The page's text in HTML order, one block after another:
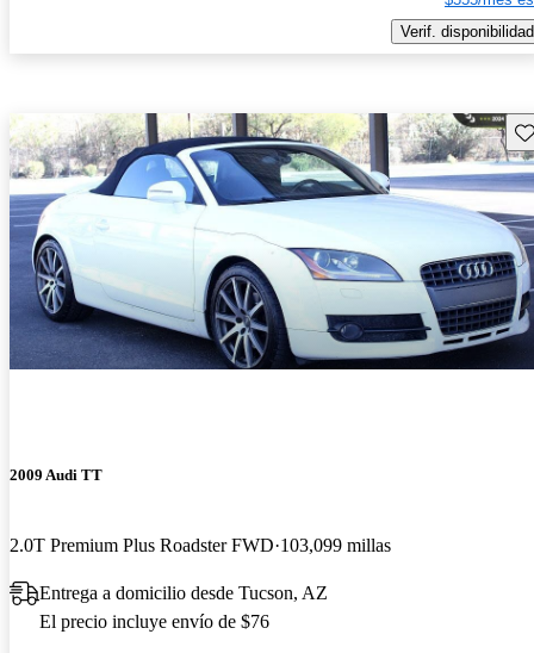
Verif. disponibilidad
2009 Audi TT
2.0T Premium Plus Roadster FWD 103,099 millas
Entrega a domicilio desde Tucson, AZ
El precio incluye envío de $76